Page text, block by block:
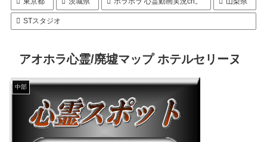
STスタジオ
アオホラ心霊/廃墟マップ ホテルセリーヌ
中部